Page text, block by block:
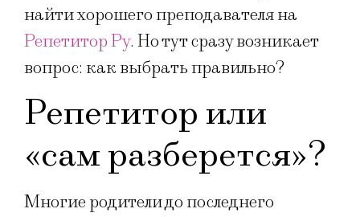
найти хорошего преподавателя на
Репетитор Ру. Но тут сразу возникает
вопрос: как выбрать правильно?
Репетитор или
«сам разберется»?
Многие родители до последнего